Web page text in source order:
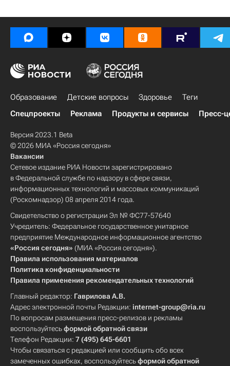
Образование Детские вопросы Здоровье
Теги
Спецпроекты
Реклама Продукты и сервисы Пресс-
Версия 2023.1 Beta
© 2026 МИА «Россия сегодня»
Вакансии
Сетевое издание РИА Новости зарегистрировано
в Федеральной службе по надзору в сфере связи,
информационных технологий и массовых коммуникаций
(Роскомнадзор) 08 апреля 2014 года.
Свидетельство о регистрации Эл № ФС77-57640
Учредитель: Федеральное государственное унитарное
предприятие Международное информационное агентство
«Россия сегодня» (МИА «Россия сегодня»).
Правила использования материалов
Политика конфиденциальности
Правила применения рекомендательных технологий
Главный редактор: Гаврилова А.В.
Адрес электронной почты Редакции: internet-group@ria.ru
По вопросам размещения пресс-релизов и рекламы
воспользуйтесьформой обратной связи
Телефон Редакции: 7 (495) 645-6601
Чтобы связаться с редакцией или сообщить обо всех
замеченных ошибках, воспользуйтесьформой обратной